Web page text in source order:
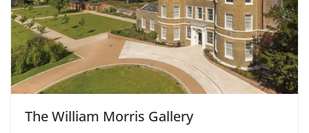
The William Morris Gallery